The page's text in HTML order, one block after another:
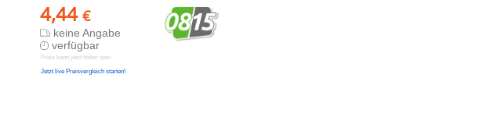
4,44 €
keine Angabe
verfügbar
Preis kann jetzt höher sein
Jetzt live Preisvergleich starten!